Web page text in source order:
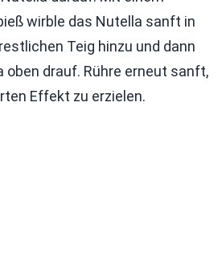
wirble das Nutella sanft in
Teig hinzu und dann
oben drauf. Rühre erneut sanft,
Effekt zu erzielen.